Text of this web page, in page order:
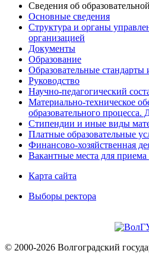
Сведения об
Основные сведения
Структура и органы
организацией
Документы
Образование
Образовательные стандарты
Руководство
Научно-педагогический
Материально-техническое
образовательного процесса.
Стипендии и иные виды
Платные образовательные
Финансово-хозяйственная
Вакантные места для приема
Карта сайта
Выборы ректора
© 2000-2026 Волгоградский